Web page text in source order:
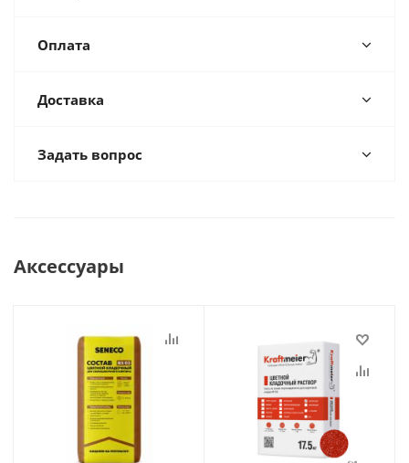
Оплата
Доставка
Задать вопрос
Аксессуары